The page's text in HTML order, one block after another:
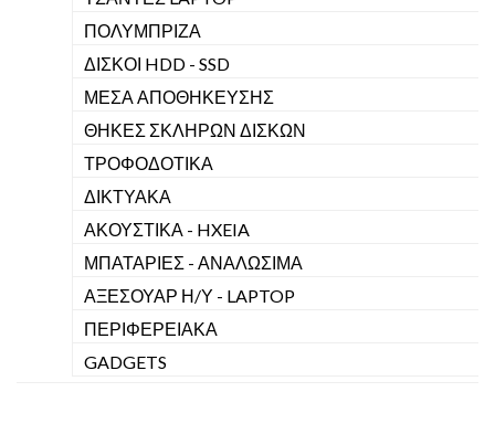
ΠΟΛΥΜΠΡΙΖΑ
ΔΙΣΚΟΙ HDD - SSD
ΜΕΣΑ ΑΠΟΘΗΚΕΥΣΗΣ
ΘΗΚΕΣ ΣΚΛΗΡΩΝ ΔΙΣΚΩΝ
ΤΡΟΦΟΔΟΤΙΚΑ
ΔΙΚΤΥΑΚΑ
ΑΚΟΥΣΤΙΚΑ - HXEIA
ΜΠΑΤΑΡΙΕΣ - ΑΝΑΛΩΣΙΜΑ
ΑΞΕΣΟΥΑΡ Η/Υ - LAPTOP
ΠΕΡΙΦΕΡΕΙΑΚΑ
GADGETS